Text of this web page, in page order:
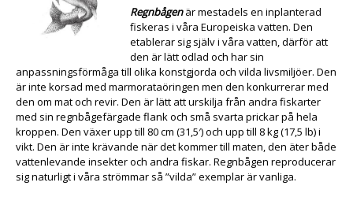
Regnbågenär mestadels en inplanterad
fiskeras i våra Europeiska vatten. Den
etablerar sig själv i våra vatten, därför att
den är lätt odlad och har sin
anpassningsförmåga till olika konstgjorda och vilda livsmiljöer. Den
är inte korsad med marmorataöringen men den konkurrerar med
den om mat och revir. Den är lätt att urskilja från andra fiskarter
med sin regnbågefärgade flank och små svarta prickar på hela
kroppen. Den växer upp till 80 cm (31,5′) och upp till 8 kg (17,5 lb) i
vikt. Den är inte krävande när det kommer till maten, den äter både
vattenlevande insekter och andra fiskar. Regnbågen reproducerar
sig naturligt i våra strömmar så ”vilda” exemplar är vanliga.